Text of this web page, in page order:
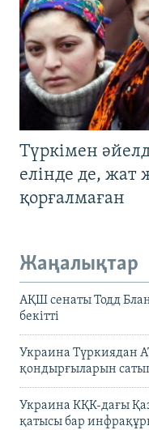
Түркімен
елінде де, жат
қорғалмаған
Жаңалықтар
АҚШ сенаты Тодд
бекітті
Украина Түркиядан
қондырғыларын
Украина КҚК-дағы
қатысы бар